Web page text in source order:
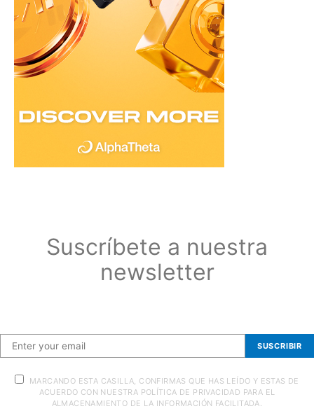
Suscríbete a nuestra
newsletter
SUSCRIBIR
MARCANDO ESTA CASILLA, CONFIRMAS QUE HAS LEÍDO Y ESTAS DE
ACUERDO CON NUESTRA POLÍTICA DE PRIVACIDAD PARA EL
ALMACENAMIENTO DE LA INFORMACIÓN FACILITADA.